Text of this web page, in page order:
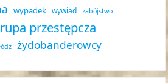
wypadek wywiad zabójstwo
przestępcza
żydobanderowcy